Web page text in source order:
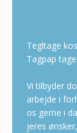
Tegltage
Tagpap
Vi tilbyder
arbejde i
os gerne i
jeres